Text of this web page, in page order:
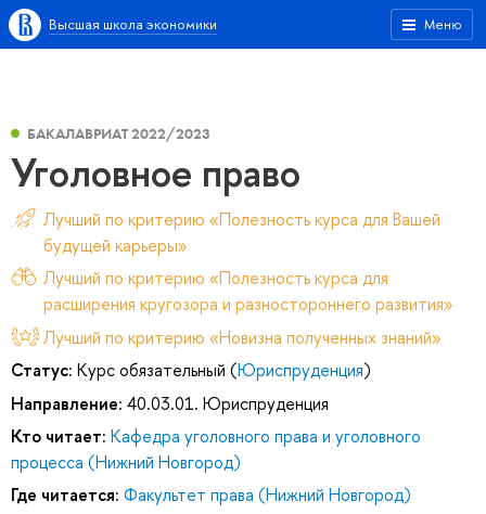
Меню
Высшая школа экономики
БАКАЛАВРИАТ 2022/2023
Уголовное право
Лучший по критерию «Полезность курса для Вашей
будущей карьеры»
Лучший по критерию «Полезность курса для
расширения кругозора и разностороннего развития»
Лучший по критерию «Новизна полученных знаний»
Статус: Курс обязательный (Юриспруденция)
Направление: 40.03.01. Юриспруденция
Кто читает: Кафедра уголовного права и уголовного
процесса (Нижний Новгород)
Где читается: Факультет права (Нижний Новгород)